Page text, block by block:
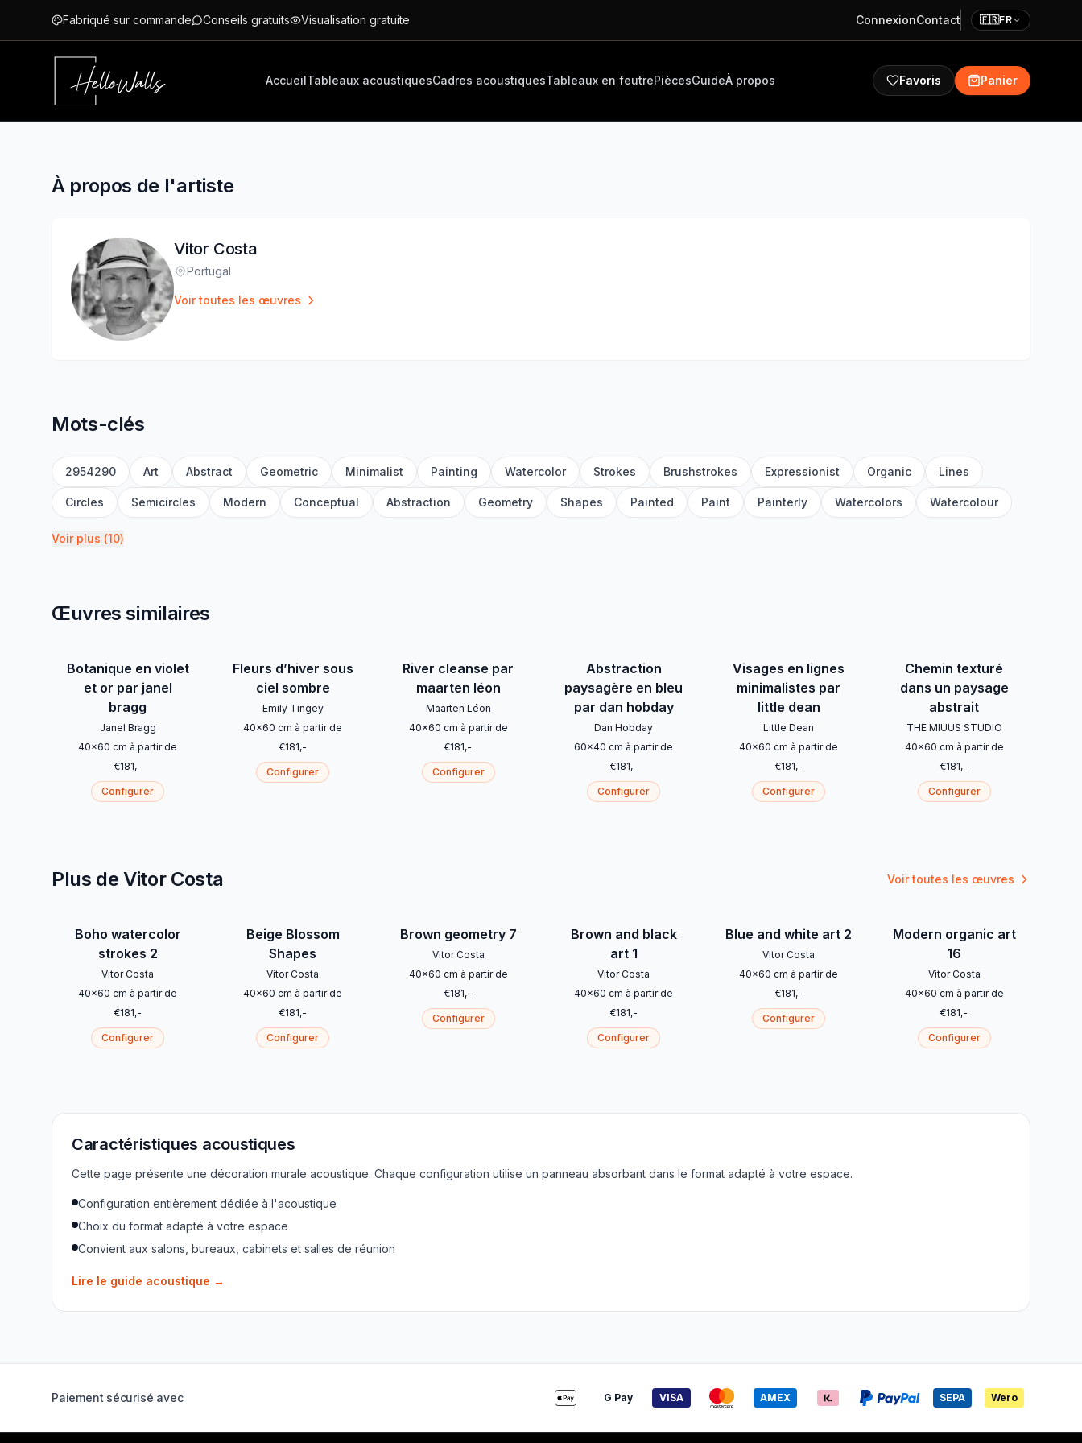
Fabriqué sur commande Conseils gratuits Visualisation gratuite ConnexionContact 🇫🇷FR
AccueilTableaux acoustiquesCadres acoustiquesTableaux en feutrePiècesGuideÀ propos Favoris Panier
À propos de l'artiste
Vitor Costa
Lieu:
Portugal
Voir toutes les œuvres
Mots-clés
2954290 Art Abstract Geometric Minimalist Painting Watercolor Strokes Brushstrokes Expressionist Organic Lines
Circles Semicircles Modern Conceptual Abstraction Geometry Shapes Painted Paint Painterly Watercolors Watercolour
Voir plus (10)
Œuvres similaires
Botanique en violet
et or par janel
bragg
Janel Bragg
40x60 cm à partir de
€181,-
Configurer
Fleurs d’hiver sous
ciel sombre
Emily Tingey
40x60 cm à partir de
€181,-
Configurer
River cleanse par
maarten léon
Maarten Léon
40x60 cm à partir de
€181,-
Configurer
Abstraction
paysagère en bleu
par dan hobday
Dan Hobday
60x40 cm à partir de
€181,-
Configurer
Visages en lignes
minimalistes par
little dean
Little Dean
40x60 cm à partir de
€181,-
Configurer
Chemin texturé
dans un paysage
abstrait
THE MIUUS STUDIO
40x60 cm à partir de
€181,-
Configurer
Plus de Vitor Costa Voir toutes les œuvres
Boho watercolor
strokes 2
Vitor Costa
40x60 cm à partir de
€181,-
Configurer
Beige Blossom
Shapes
Vitor Costa
40x60 cm à partir de
€181,-
Configurer
Brown geometry 7
Vitor Costa
40x60 cm à partir de
€181,-
Configurer
Brown and black
art 1
Vitor Costa
40x60 cm à partir de
€181,-
Configurer
Blue and white art 2
Vitor Costa
40x60 cm à partir de
€181,-
Configurer
Modern organic art
16
Vitor Costa
40x60 cm à partir de
€181,-
Configurer
Caractéristiques acoustiques
Cette page présente une décoration murale acoustique. Chaque configuration utilise un panneau absorbant dans le format adapté à votre espace.
Configuration entièrement dédiée à l'acoustique
Choix du format adapté à votre espace
Convient aux salons, bureaux, cabinets et salles de réunion
Lire le guide acoustique →
Paiement sécurisé avec G Pay VISA AMEX SEPA Wero